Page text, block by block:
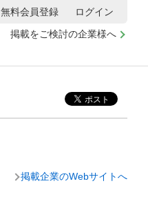
掲載をご検討の企業様へ
無料会員登録 ログイン
掲載企業のWebサイトへ